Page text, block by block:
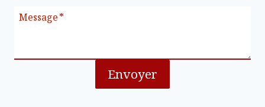
Message *
Envoyer